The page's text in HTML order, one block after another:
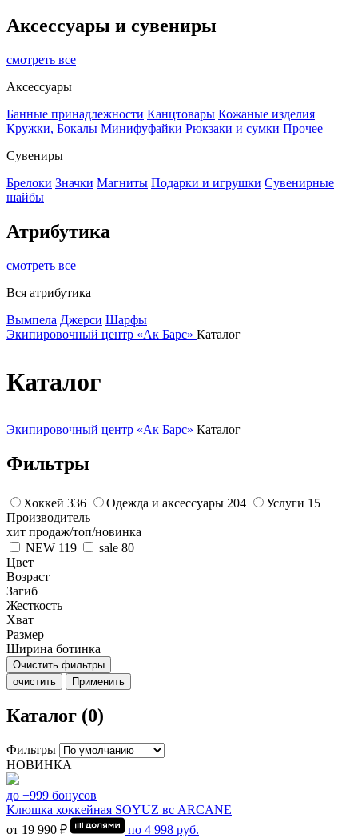
Аксессуары и сувениры
смотреть все
Аксессуары
Банные принадлежности Канцтовары Кожаные изделия
Кружки, Бокалы Минифуфайки Рюкзаки и сумки Прочее
Сувениры
Брелоки Значки Магниты Подарки и игрушки Сувенирные
шайбы
Атрибутика
смотреть все
Вся атрибутика
Вымпела Джерси Шарфы
Экипировочный центр «Ак Барс» Каталог
Каталог
Экипировочный центр «Ак Барс» Каталог
Фильтры
Хоккей 336 Одежда и аксессуары 204 Услуги 15
Производитель
хит продаж/топ/новинка
NEW 119 sale 80
Цвет
Возраст
Загиб
Жесткость
Хват
Размер
Ширина ботинка
Очистить фильтры
очистить
Применить
Каталог (0)
Фильтры
НОВИНКА
до +999 бонусов
Клюшка хоккейная SOYUZ вс ARCANE
от 19 990 ₽
по 4 998 руб.